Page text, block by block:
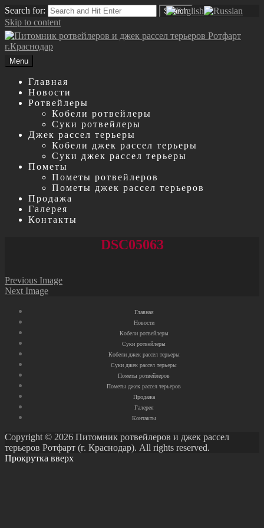
Search for: Search
Skip to content
Menu
Главная
Новости
Ротвейлеры
Кобели ротвейлеры
Суки ротвейлеры
Джек рассел терьеры
Кобели джек рассел терьеры
Суки джек рассел терьеры
Пометы
Пометы ротвейлеров
Пометы джек рассел терьеров
Продажа
Галерея
Контакты
DSC05063
Previous Image
Next Image
Главная
Новости
Кобели ротвейлеры
Суки ротвейлеры
Кобели джек рассел терьеры
Суки джек рассел терьеры
Пометы ротвейлеров
Пометы джек рассел терьеров
Продажа
Галерея
Контакты
Copyright © 2026 Питомник ротвейлеров и джек рассел
терьеров Ротфарт (г. Краснодар). All rights reserved.
Прокрутка вверх